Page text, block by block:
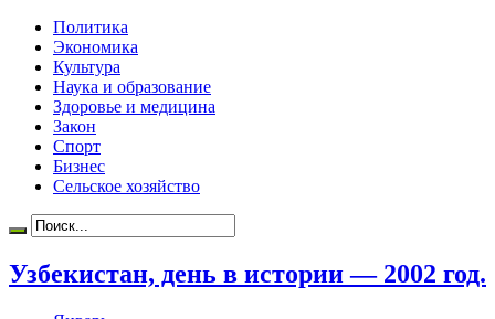
Политика
Экономика
Культура
Наука и образование
Здоровье и медицина
Закон
Спорт
Бизнес
Сельское хозяйство
Узбекистан, день в истории — 2002 год.